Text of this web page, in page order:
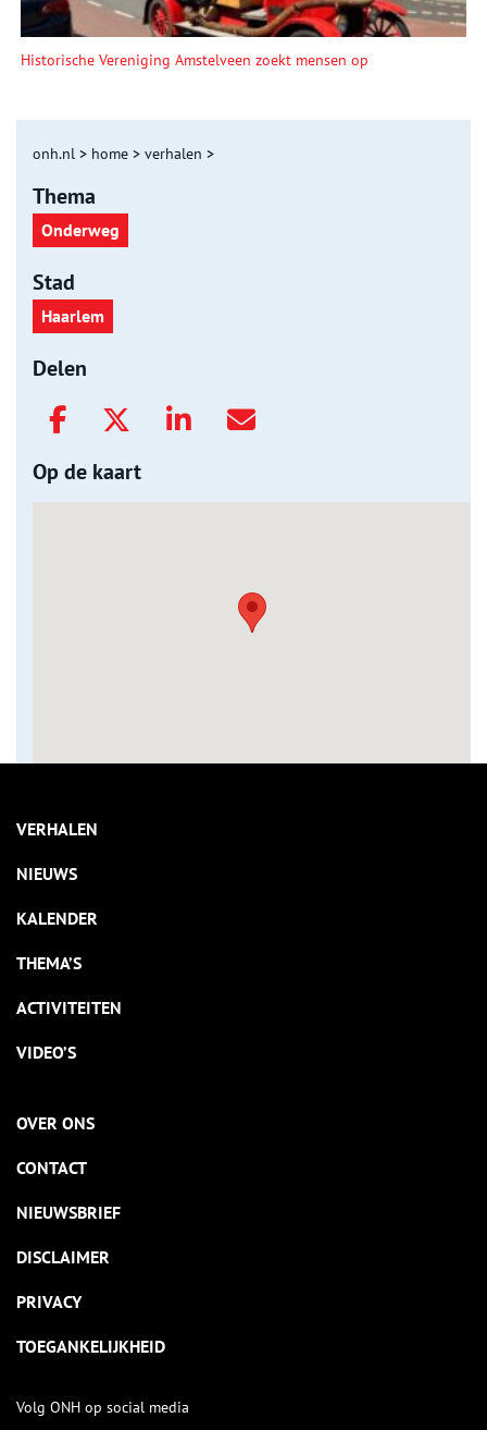
Historische Vereniging Amstelveen zoekt mensen op
onh.nl > home > verhalen >
Thema
Onderweg
Stad
Haarlem
Delen
Op de kaart
VERHALEN
NIEUWS
KALENDER
THEMA’S
ACTIVITEITEN
VIDEO’S
OVER ONS
CONTACT
NIEUWSBRIEF
DISCLAIMER
PRIVACY
TOEGANKELIJKHEID
Volg ONH op social media